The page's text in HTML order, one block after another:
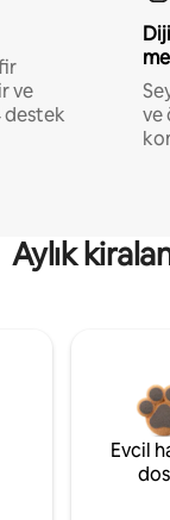
ve
destek
ve
Aylık
Evcil